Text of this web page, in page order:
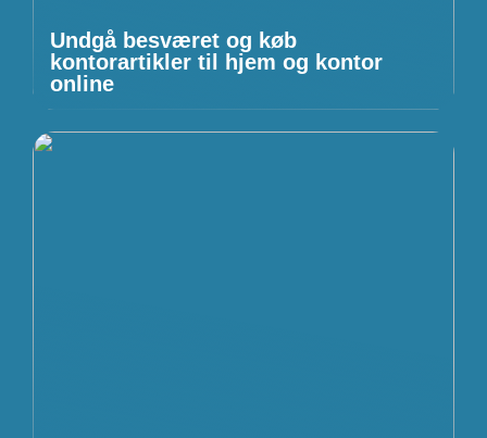
Undgå besværet og køb
kontorartikler til hjem og kontor
online